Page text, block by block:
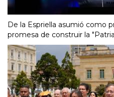
De la Espriella asumió como
promesa de construir la